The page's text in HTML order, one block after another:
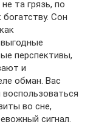
та грязь, по
Сон
перспективы,
и
обман. Вас
во сне,
сигнал.